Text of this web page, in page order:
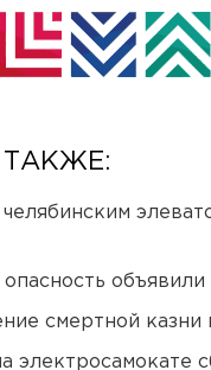
ТАКЖЕ:
челябинским
смертной
электросамокате